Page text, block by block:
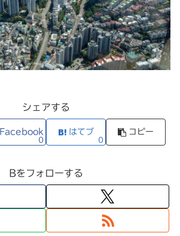
シェアする
Facebook
0
はてブ
0
コピー
Bをフォローする